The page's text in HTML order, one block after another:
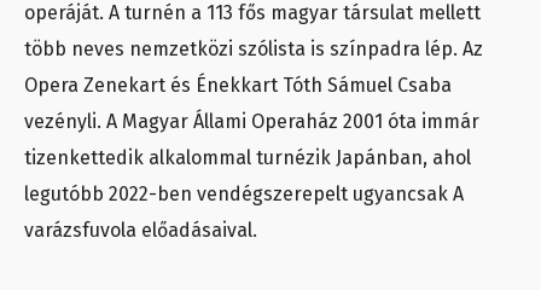
operáját. A turnén a 113 fős magyar társulat mellett
több neves nemzetközi szólista is színpadra lép. Az
Opera Zenekart és Énekkart Tóth Sámuel Csaba
vezényli. A Magyar Állami Operaház 2001 óta immár
tizenkettedik alkalommal turnézik Japánban, ahol
legutóbb 2022-ben vendégszerepelt ugyancsak A
varázsfuvola előadásaival.